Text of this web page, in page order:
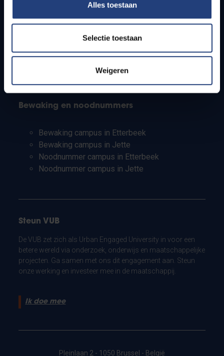
Alles toestaan
Selectie toestaan
Weigeren
Studenten
PhD-studenten
Leerkrachten en secundaire scholen
Bewaking en noodnummers
Bewaking campus in Etterbeek
Bewaking campus in Jette
Noodnummer campus in Etterbeek
Noodnummer campus in Jette
Steun VUB
De VUB zet zich als Urban Engaged University in voor een
betere wereld via onderzoek, onderwijs en maatschappelijke
projecten. Ga samen met ons dit engagement aan. Steun
onze werking en investeer mee in de maatschappij.
Ik doe mee
Pleinlaan 2 - 1050 Brussel - België